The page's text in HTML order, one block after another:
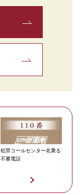
犯罪コールセンター名乗る
不審電話